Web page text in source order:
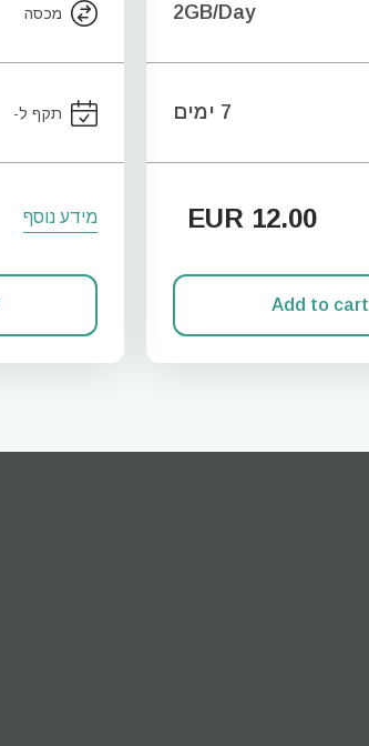
2GB/Day
7 ימים
EUR 12.00
Add to cart
מכסה
תקף ל-
מידע נוסף